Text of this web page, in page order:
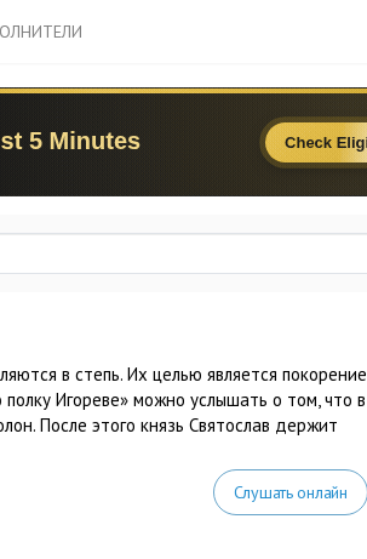
в степь. Их целью является покорение
Игореве» можно услышать о том, что в
После этого князь Святослав держит
Слушать онлайн